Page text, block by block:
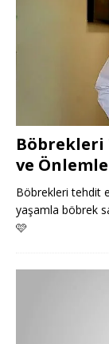
Böbrekleri
ve
Böbrekleri tehdit
yaşamla böbrek
🩷